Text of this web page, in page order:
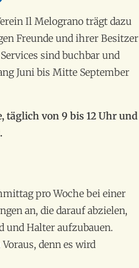
Il Melograno trägt dazu
Freunde und ihrer Besitzer
sind buchbar und
Juni bis Mitte September
täglich von 9 bis 12 Uhr und
pro Woche bei einer
an, die darauf abzielen,
und Halter aufzubauen.
denn es wird